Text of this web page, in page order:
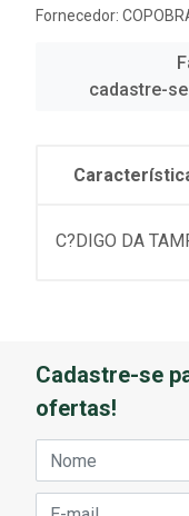
Fornecedor:
cadastre-
C?DIGO DA
Cadastre-se
ofertas!